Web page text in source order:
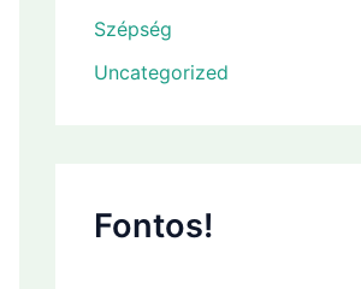
Szépség
Uncategorized
Fontos!